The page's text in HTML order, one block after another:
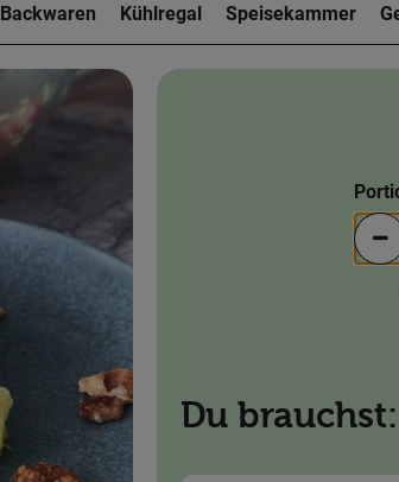
Backwaren Kühlregal Speisekammer
Du brauchst: